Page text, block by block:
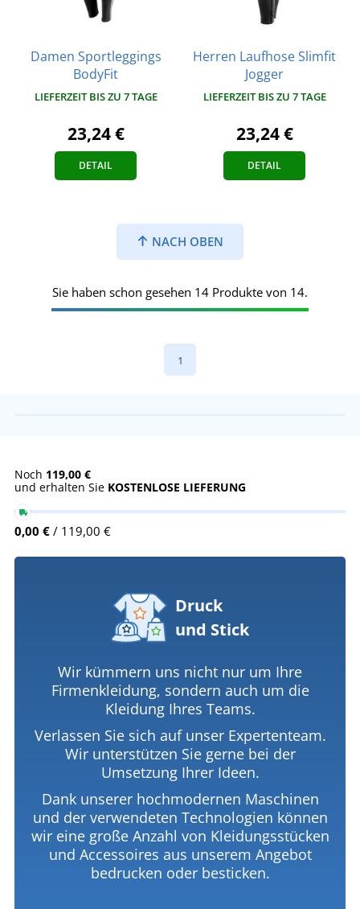
Damen Sportleggings
BodyFit
LIEFERZEIT BIS ZU 7 TAGE
23,24 €
DETAIL
Herren Laufhose Slimfit
Jogger
LIEFERZEIT BIS ZU 7 TAGE
23,24 €
DETAIL
NACH OBEN
Sie haben schon gesehen 14 Produkte von 14.
1
Noch 119,00 €
und erhalten Sie KOSTENLOSE LIEFERUNG
0,00 € / 119,00 €
Druck
und Stick
Wir kümmern uns nicht nur um Ihre
Firmenkleidung, sondern auch um die
Kleidung Ihres Teams.
Verlassen Sie sich auf unser Expertenteam.
Wir unterstützen Sie gerne bei der
Umsetzung Ihrer Ideen.
Dank unserer hochmodernen Maschinen
und der verwendeten Technologien können
wir eine große Anzahl von Kleidungsstücken
und Accessoires aus unserem Angebot
bedrucken oder besticken.